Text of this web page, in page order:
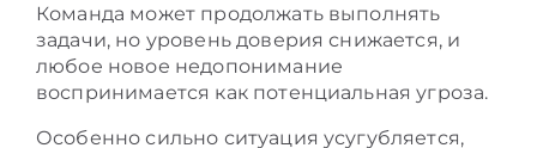
Команда может продолжать выполнять
задачи, но уровень доверия снижается, и
любое новое недопонимание
воспринимается как потенциальная угроза.
Особенно сильно ситуация усугубляется,